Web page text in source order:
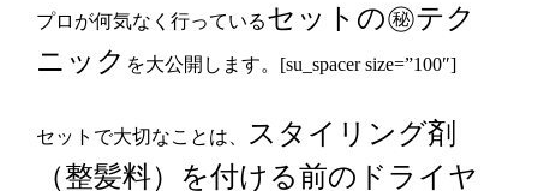
プロが何気なく行っているセットの㊙テク
ニック を大公開します。[su_spacer size=”100″]
セットで大切なことは、
スタイリング剤
（整髪料）を付ける前のドライヤ